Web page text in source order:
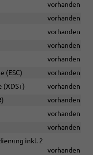
vorhanden
vorhanden
vorhanden
vorhanden
vorhanden
(ESC)
vorhanden
vorhanden
vorhanden
vorhanden
vorhanden
inkl. 2
vorhanden